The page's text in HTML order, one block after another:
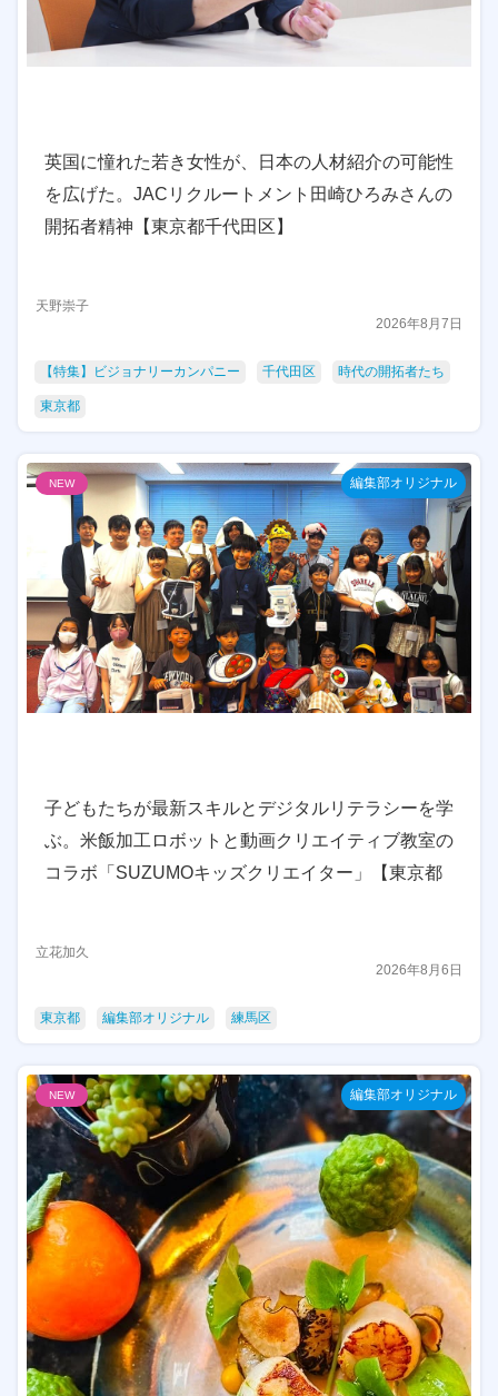
英国に憧れた若き女性が、日本の人材紹介の可能性
を広げた。JACリクルートメント田崎ひろみさんの
開拓者精神【東京都千代田区】
天野崇子
2026年8月7日
【特集】ビジョナリーカンパニー 千代田区 時代の開拓者たち
東京都
NEW 編集部オリジナル
子どもたちが最新スキルとデジタルリテラシーを学
ぶ。米飯加工ロボットと動画クリエイティブ教室の
コラボ「SUZUMOキッズクリエイター」【東京都
立花加久
2026年8月6日
東京都 編集部オリジナル 練馬区
NEW 編集部オリジナル